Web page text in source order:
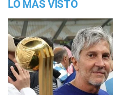
LO MÁS VISTO